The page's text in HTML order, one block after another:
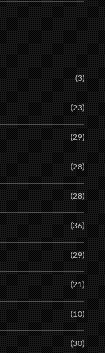
(3)
(23)
(29)
(28)
(28)
(36)
(29)
(21)
(10)
(30)